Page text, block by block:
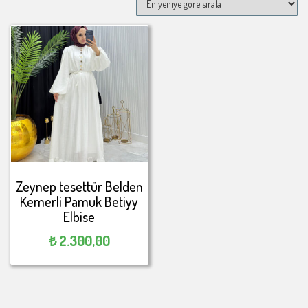
Zeynep tesettür Belden
Kemerli Pamuk Betiyy
Elbise
₺2.300,00